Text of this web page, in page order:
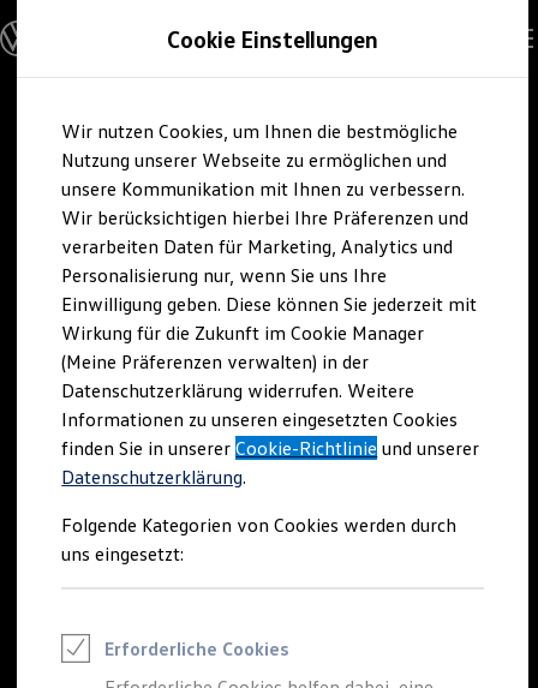
Hauptinhalt
springen
Footer
springen
Modelle und Konfigurator
Konfigurator
Modelle vergleichen
Elektroautos
ENERGY Sondermodelle
Nutzfahrzeuge
SUV und CUV
Familienautos
Kombis
Kompaktwagen
Sportwagen
Schnell verfügbare Fahrzeuge
Angebote und Produkte
Aktuelle Angebote
E-Auto-Förderung
Volkswagen Marktplatz
Die ENERGY Sondermodelle
Junge Gebrauchtwagen und Gebrauchtwagen
Volkswagen Zertifizierte Gebrauchtwagen
Elektromobilität bei Gebrauchtwagen
Saisonangebote
Reifenpakete
Leasing
Leasing-Angebote
Elektroauto Leasing
Kleinwagen-Leasing
Cookie Einstellungen
Wir nutzen Cookies, um Ihnen die bestmögliche
Nutzung unserer Webseite zu ermöglichen und
unsere Kommunikation mit Ihnen zu verbessern.
Wir berücksichtigen hierbei Ihre Präferenzen und
verarbeiten Daten für Marketing, Analytics und
Personalisierung nur, wenn Sie uns Ihre
Einwilligung geben. Diese können Sie jederzeit mit
Wirkung für die Zukunft im Cookie Manager
(Meine Präferenzen verwalten) in der
Datenschutzerklärung widerrufen. Weitere
Informationen zu unseren eingesetzten Cookies
finden Sie in unsererCookie-Richtlinie und unserer
Datenschutzerklärung.
Folgende Kategorien von Cookies werden durch
uns eingesetzt:
Erforderliche Cookies